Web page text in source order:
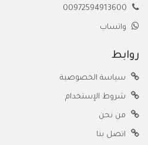
واتساب
روابط
سياسة الخصوصية
شروط الإستخدام
من نحن
اتصل بنا